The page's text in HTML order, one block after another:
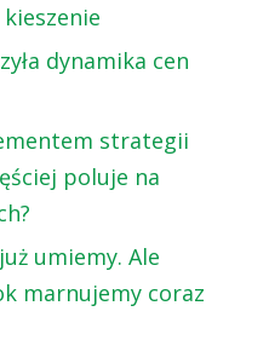
dynamika cen
strategii
poluje na
umiemy. Ale
marnujemy coraz